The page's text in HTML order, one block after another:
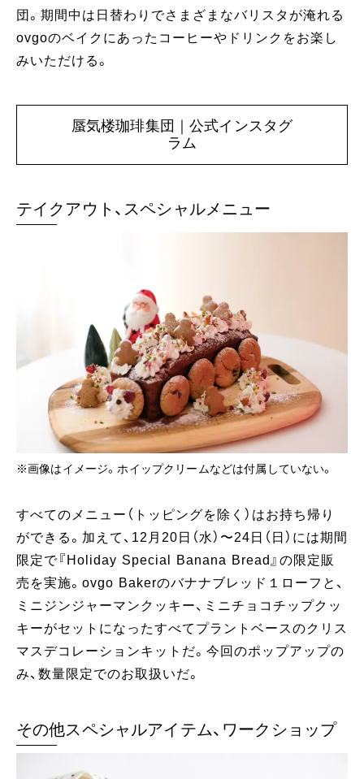
団。期間中は日替わりでさまざまなバリスタが淹れる
ovgoのベイクにあったコーヒーやドリンクをお楽し
みいただける。
蜃気楼珈琲集団｜公式インスタグ
ラム
テイクアウト、スペシャルメニュー
※画像はイメージ。ホイップクリームなどは付属していない。
すべてのメニュー（トッピングを除く）はお持ち帰り
ができる。加えて、12月20日（水）〜24日（日）には期間
限定で『Holiday Special Banana Bread』の限定販
売を実施。ovgo Bakerのバナナブレッド１ローフと、
ミニジンジャーマンクッキー、ミニチョコチップクッ
キーがセットになったすべてプラントベースのクリス
マスデコレーションキットだ。今回のポップアップの
み、数量限定でのお取扱いだ。
その他スペシャルアイテム、ワークショップ